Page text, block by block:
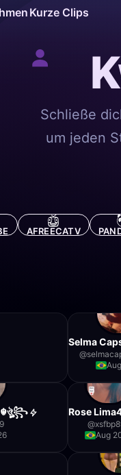
Kurze Clips
Schließe
um jeden
AFREECATV
Selma
@
Rose
@
Aug